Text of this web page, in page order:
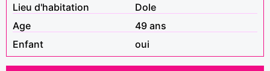
Lieu d'habitation
Dole
Age
49 ans
Enfant
oui